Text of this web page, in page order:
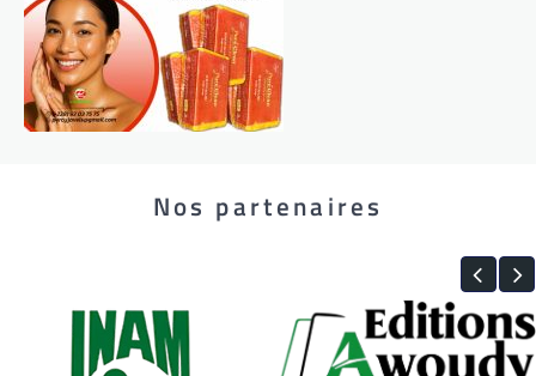
Nos partenaires